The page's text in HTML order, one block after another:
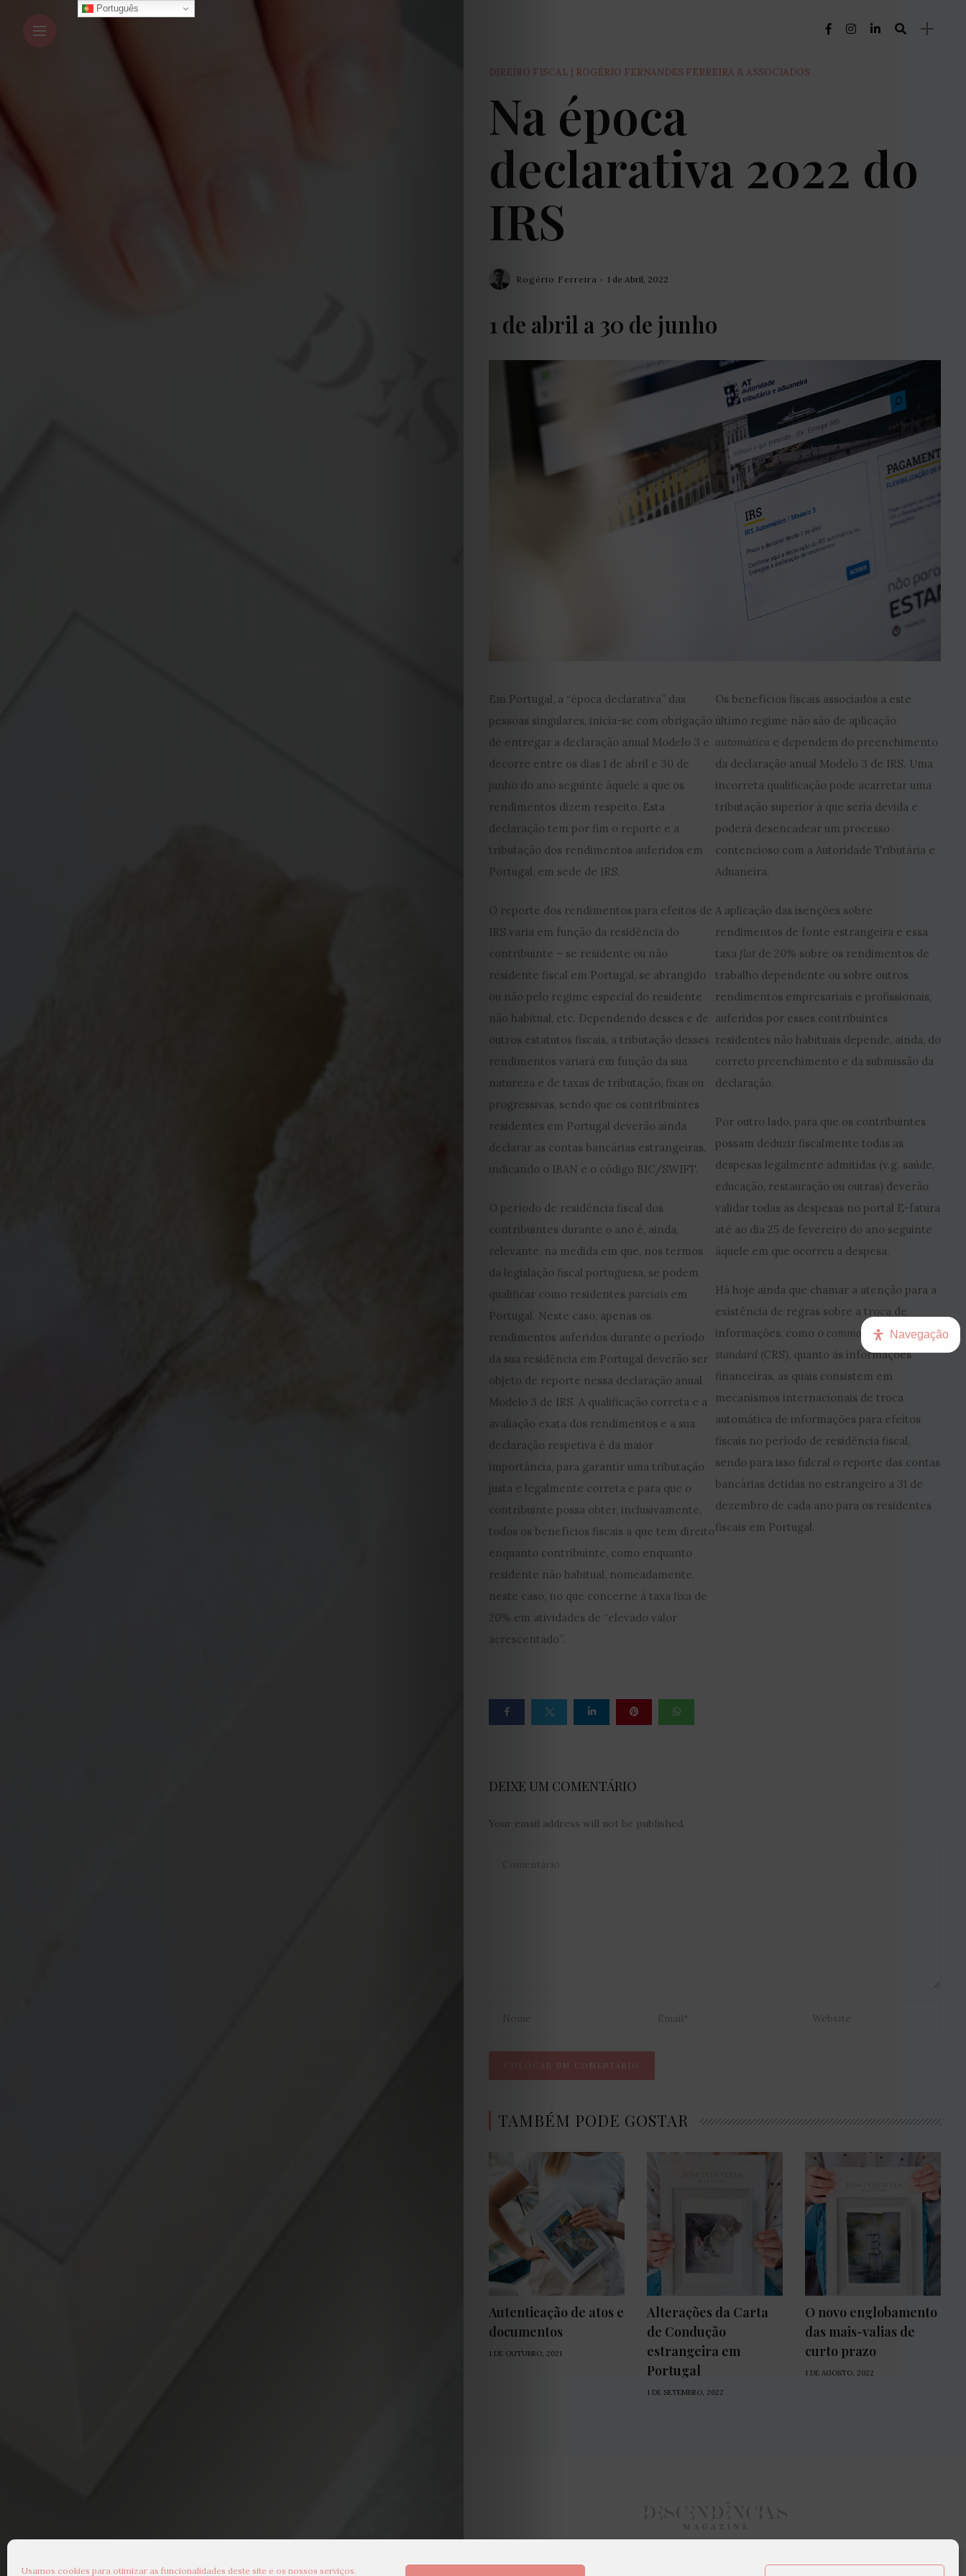
Usamos cookies para otimizar as funcionalidades deste site e os nossos serviços.
EDIÇÃO
DE
JULHO
2026
2025
2024
2023
2022
2021
Obras
de
Capa
Contactos
Estatuto
Política
de
DIREIRO FISCAL | ROGÉRIO FERNANDES FERREIRA & ASSOCIADOS
Na época
declarativa 2022 do
IRS
Rogério Ferreira 1 de Abril, 2022
1 de abril a 30 de junho
Em Portugal, a “época declarativa” das
pessoas singulares, inicia-se com obrigação
de entregar a declaração anual Modelo 3 e
decorre entre os dias 1 de abril e 30 de
junho do ano seguinte àquele a que os
rendimentos dizem respeito. Esta
declaração tem por fim o reporte e a
tributação dos rendimentos auferidos em
Portugal, em sede de IRS.
O reporte dos rendimentos para efeitos de
IRS varia em função da residência do
contribuinte – se residente ou não
residente fiscal em Portugal, se abrangido
ou não pelo regime especial do residente
não habitual, etc. Dependendo desses e de
outros estatutos fiscais, a tributação desses
rendimentos variará em função da sua
natureza e de taxas de tributação, fixas ou
progressivas, sendo que os contribuintes
residentes em Portugal deverão ainda
declarar as contas bancárias estrangeiras,
indicando o IBAN e o código BIC/SWIFT.
O período de residência fiscal dos
contribuintes durante o ano é, ainda,
relevante, na medida em que, nos termos
da legislação fiscal portuguesa, se podem
qualificar como residentes parciais em
Portugal. Neste caso, apenas os
rendimentos auferidos durante o período
da sua residência em Portugal deverão ser
objeto de reporte nessa declaração anual
Modelo 3 de IRS. A qualificação correta e a
avaliação exata dos rendimentos e a sua
declaração respetiva é da maior
importância, para garantir uma tributação
justa e legalmente correta e para que o
contribuinte possa obter, inclusivamente,
todos os benefícios fiscais a que tem direito
enquanto contribuinte, como enquanto
residente não habitual, nomeadamente,
neste caso, no que concerne à taxa fixa de
20% em atividades de “elevado valor
acrescentado”.
Os benefícios fiscais associados a este
último regime não são de aplicação
automática e dependem do preenchimento
da declaração anual Modelo 3 de IRS. Uma
incorreta qualificação pode acarretar uma
tributação superior à que seria devida e
poderá desencadear um processo
contencioso com a Autoridade Tributária e
Aduaneira.
A aplicação das isenções sobre
rendimentos de fonte estrangeira e essa
taxa flat de 20% sobre os rendimentos de
trabalho dependente ou sobre outros
rendimentos empresariais e profissionais,
auferidos por esses contribuintes
residentes não habituais depende, ainda, do
correto preenchimento e da submissão da
declaração.
Por outro lado, para que os contribuintes
possam deduzir fiscalmente todas as
despesas legalmente admitidas (v.g. saúde,
educação, restauração ou outras) deverão
validar todas as despesas no portal E-fatura
até ao dia 25 de fevereiro do ano seguinte
àquele em que ocorreu a despesa.
Há hoje ainda que chamar a atenção para a
existência de regras sobre a troca de
informações, como o common reporting
standard (CRS), quanto ás informações
financeiras, as quais consistem em
mecanismos internacionais de troca
automática de informações para efeitos
fiscais no período de residência fiscal,
sendo para isso fulcral o reporte das contas
bancárias detidas no estrangeiro a 31 de
dezembro de cada ano para os residentes
fiscais em Portugal.
DEIXE UM COMENTÁRIO
Your email address will not be published.
TAMBÉM PODE GOSTAR
Autenticação de atos e
documentos
1 DE OUTUBRO, 2021
Alterações da Carta
de Condução
estrangeira em
Portugal
1 DE SETEMBRO, 2022
O novo englobamento
das mais-valias de
curto prazo
1 DE AGOSTO, 2022
Português
Navegação